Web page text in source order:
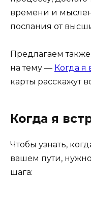
времени и
послания от
Предлагаем
на тему — Когда я
карты расскажут
Когда я
Чтобы узнать,
вашем пути,
шага: